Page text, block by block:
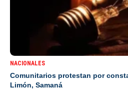
NACIONALES
Comunitarios protestan por
Limón, Samaná